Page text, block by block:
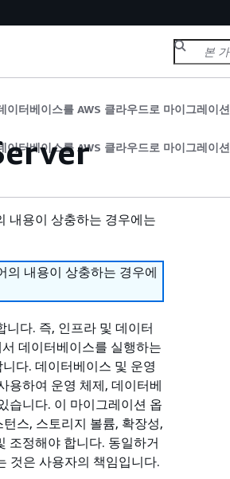
터베이스를 AWS 클라우드로 마이그레이션
터베이스를 AWS 클라우드로 마이그레이션
내용이 상충하는 경우에는
의 내용이 상충하는 경우에
니다. 즉, 인프라 및 데이터
데이터베이스를 실행하는
다. 데이터베이스 및 운영
용하여 운영 체제, 데이터베
습니다. 이 마이그레이션 옵
스, 스토리지 볼륨, 확장성,
조정해야 합니다. 동일하거
것은 사용자의 책임입니다.